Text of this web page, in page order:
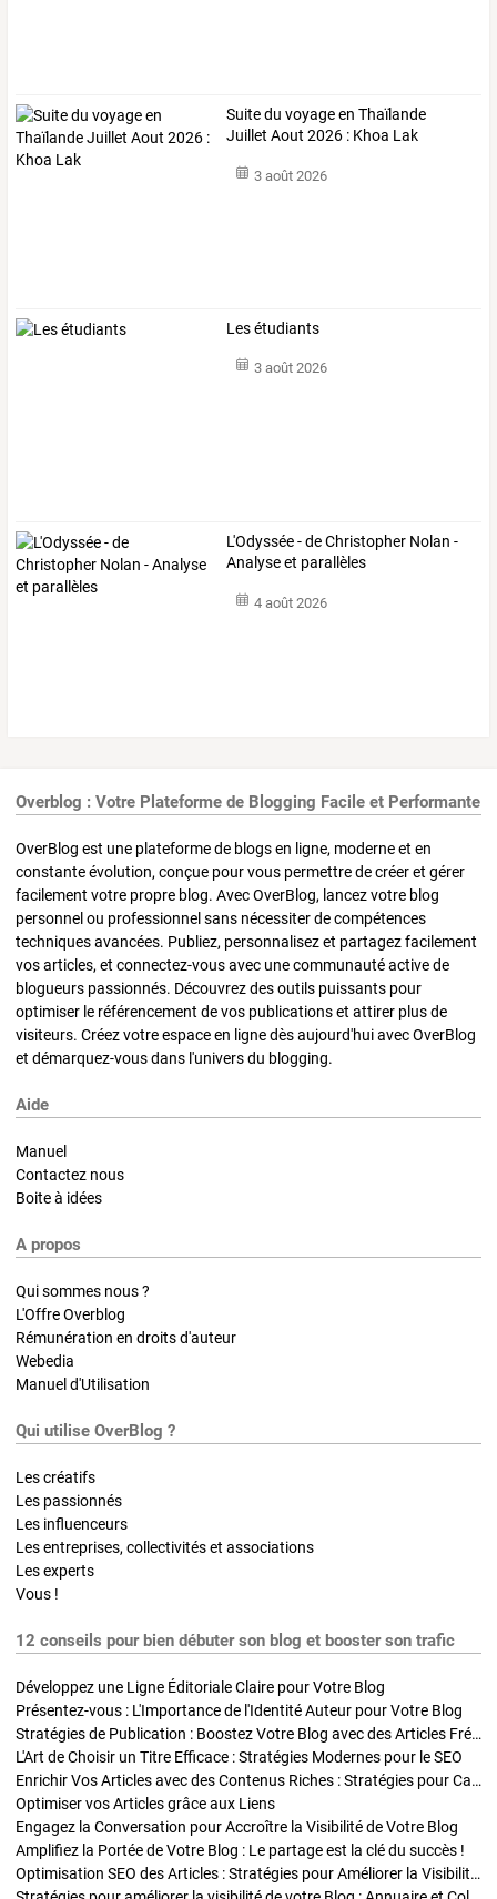
Suite du voyage en Thaïlande
Juillet Aout 2026 : Khoa Lak
3 août 2026
Les étudiants
3 août 2026
L'Odyssée - de Christopher Nolan -
Analyse et parallèles
4 août 2026
Overblog : Votre Plateforme de Blogging Facile et Performante
OverBlog est une plateforme de blogs en ligne, moderne et en
constante évolution, conçue pour vous permettre de créer et gérer
facilement votre propre blog. Avec OverBlog, lancez votre blog
personnel ou professionnel sans nécessiter de compétences
techniques avancées. Publiez, personnalisez et partagez facilement
vos articles, et connectez-vous avec une communauté active de
blogueurs passionnés. Découvrez des outils puissants pour
optimiser le référencement de vos publications et attirer plus de
visiteurs. Créez votre espace en ligne dès aujourd'hui avec OverBlog
et démarquez-vous dans l'univers du blogging.
Aide
Manuel
Contactez nous
Boite à idées
A propos
Qui sommes nous ?
L'Offre Overblog
Rémunération en droits d'auteur
Webedia
Manuel d'Utilisation
Qui utilise OverBlog ?
Les créatifs
Les passionnés
Les influenceurs
Les entreprises, collectivités et associations
Les experts
Vous !
12 conseils pour bien débuter son blog et booster son trafic
Développez une Ligne Éditoriale Claire pour Votre Blog
Présentez-vous : L'Importance de l'Identité Auteur pour Votre Blog
Stratégies de Publication : Boostez Votre Blog avec des Articles Fréquents et Exclusifs
L'Art de Choisir un Titre Efficace : Stratégies Modernes pour le SEO
Enrichir Vos Articles avec des Contenus Riches : Stratégies pour Captiver et Optimiser
Optimiser vos Articles grâce aux Liens
Engagez la Conversation pour Accroître la Visibilité de Votre Blog
Amplifiez la Portée de Votre Blog : Le partage est la clé du succès !
Optimisation SEO des Articles : Stratégies pour Améliorer la Visibilité de Votre Blog